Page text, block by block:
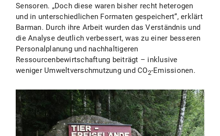
Sensoren. „Doch diese waren bisher recht heterogen
und in unterschiedlichen Formaten gespeichert“, erklärt
Barman. Durch ihre Arbeit wurden das Verständnis und
die Analyse deutlich verbessert, was zu einer besseren
Personalplanung und nachhaltigeren
Ressourcenbewirtschaftung beiträgt – inklusive
weniger Umweltverschmutzung und CO2-Emissionen.